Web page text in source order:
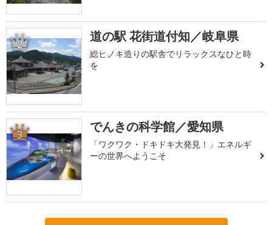
2 道の駅 花街道付知／岐阜県
総ヒノキ造りの駅舎でリラックスなひと時
を
3 でんきの科学館／愛知県
「ワクワク・ドキドキ大発見！」エネルギ
ーの世界へようこそ